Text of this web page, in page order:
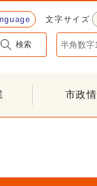
文字サイズ
検索
市政